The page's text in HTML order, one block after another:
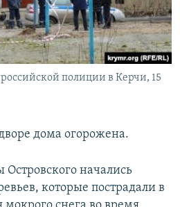
полиции в Керчи, 15
дома огорожена.
начались
которые пострадали в